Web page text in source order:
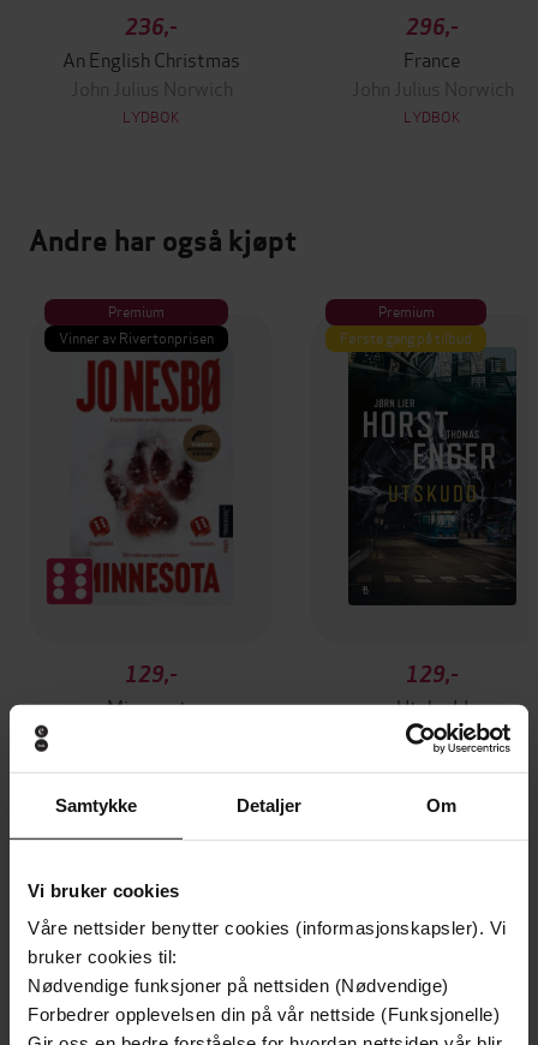
Samtykke Detaljer Om
Vi bruker cookies
Våre nettsider benytter cookies (informasjonskapsler). Vi
bruker cookies til:
Nødvendige funksjoner på nettsiden (Nødvendige)
Forbedrer opplevelsen din på vår nettside (Funksjonelle)
236,-
An English Christmas
John Julius Norwich
LYDBOK
296,-
France
John Julius Norwich
LYDBOK
Andre har også kjøpt
Premium
Vinner av Rivertonprisen
129,-
Minnesota
Premium
Første gang på tilbud
129,-
Utskudd
Jørn Lier Horst
Undertittel A Short History, from the Ancient Greeks
to Cosa Nostra
John Julius Norwich
(forfatter),Michael Healy(innleser)